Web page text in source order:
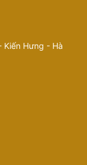
Kiến Hưng - Hà